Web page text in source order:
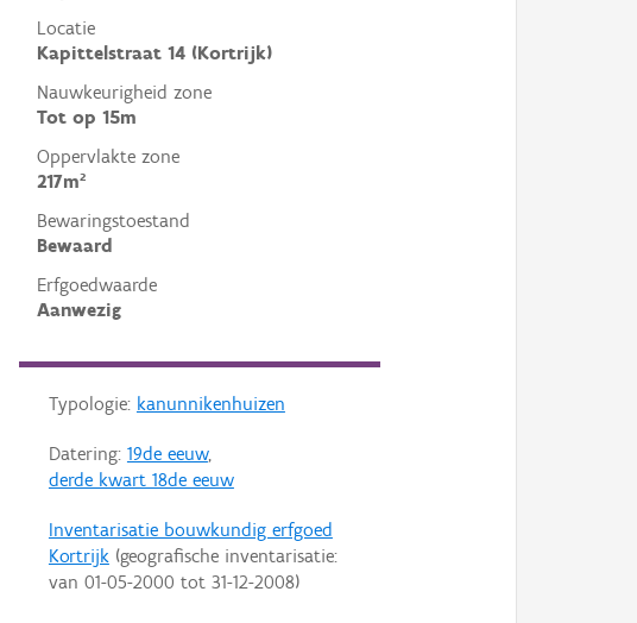
Locatie
Kapittelstraat 14 (Kortrijk)
Nauwkeurigheid zone
Tot op 15m
Oppervlakte zone
217m²
Bewaringstoestand
Bewaard
Erfgoedwaarde
Aanwezig
Typologie: kanunnikenhuizen
Datering: 19de eeuw,
derde kwart 18de eeuw
Inventarisatie bouwkundig erfgoed
Kortrijk(geografische inventarisatie:
van 01-05-2000 tot 31-12-2008)